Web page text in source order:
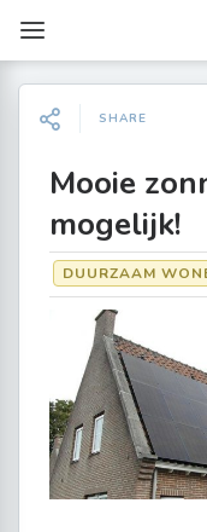
SHARE
Mooie
mogelijk!
DUURZAAM